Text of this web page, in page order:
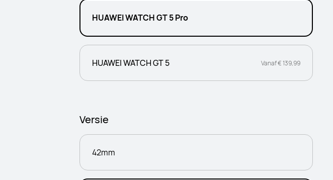
HUAWEI WATCH GT 5 Pro
HUAWEI WATCH GT 5 Vanaf € 139,99
Versie
42mm